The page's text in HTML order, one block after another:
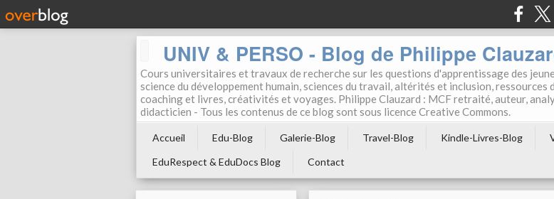
UNIV & PERSO - Blog de Philippe
Cours universitaires et travaux de recherche sur les questions d'apprentissage des
science du développement humain, sciences du travail, altérités et inclusion, ressources
coaching et livres, créativités et voyages. Philippe Clauzard : MCF retraité, auteur,
didacticien - Tous les contenus de ce blog sont sous licence Creative Commons.
Accueil Edu-Blog Galerie-Blog Travel-Blog Kindle-Livres-Blog
EduRespect & EduDocs Blog
Contact